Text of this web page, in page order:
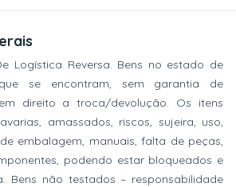
Logística Reversa. Bens no estado de
se encontram, sem garantia de
direito a troca/devolução. Os itens
amassados, riscos, sujeira, uso,
embalagem, manuais, falta de peças,
podendo estar bloqueados e
Bens não testados – responsabilidade